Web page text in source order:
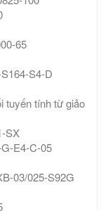
65
S4-D
tuyến tính từ giảo
SX
E4-C-05
03/025-S92G